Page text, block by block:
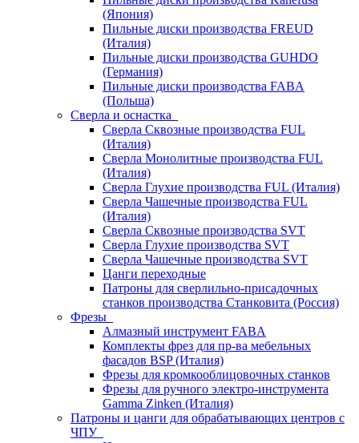
(Япония)
Пильные диски производства FREUD
(Италия)
Пильные диски производства GUHDO
(Германия)
Пильные диски производства FABA
(Польша)
Сверла и оснастка
Сверла Сквозные производства FUL
(Италия)
Сверла Монолитные производства FUL
(Италия)
Сверла Глухие производства FUL (Италия)
Сверла Чашечные производства FUL
(Италия)
Сверла Сквозные производства SVT
Сверла Глухие производства SVT
Сверла Чашечные производства SVT
Цанги переходные
Патроны для сверлильно-присадочных
станков производства Станковита (Россия)
Фрезы
Алмазный инструмент FABA
Комплекты фрез для пр-ва мебельных
фасадов BSP (Италия)
Фрезы для кромкооблицовочных станков
Фрезы для ручного электро-инструмента
Gamma Zinken (Италия)
Патроны и цанги для обрабатывающих центров с
ЧПУ